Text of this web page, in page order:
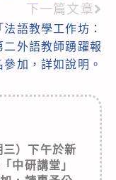
下一篇文章
語教學工作坊：
外語教師踴躍報
參加，詳如說明。
）下午於新
中研講堂」